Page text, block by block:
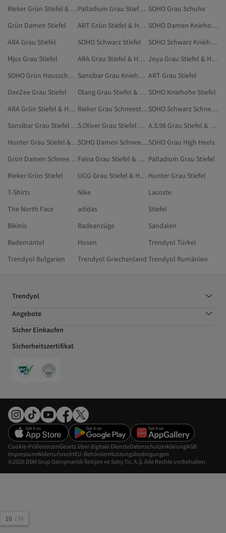
16 / 16
Rieker Grün Stiefel & Hohe Stiefel
Palladium Grau Stiefel & Hohe Stiefel SOHO Grau Schuhe
Grün Damen Stiefel
ART Grün Stiefel & Hohe Stiefel
SOHO Damen Kniehohe Stiefel
ARA Grau Stiefel
SOHO Schwarz Stiefel
SOHO Schwarz Kniehohe Stiefel
Mjus Grau Stiefel
ARA Grau Stiefel & Hohe Stiefel
Joya Grau Stiefel & Hohe Stiefel
SOHO Grün Hausschuhe & Hausstiefel
Sansibar Grau Kniehohe Stiefel ART Grau Stiefel
DeeZee Grau Stiefel
Olang Grau Stiefel & Hohe Stiefel SOHO Kniehohe Stiefel
ARA Grün Stiefel & Hohe Stiefel
Rieker Grau Schneestiefel
SOHO Schwarz Schneestiefel
Sansibar Grau Stiefel & Hohe Stiefel
S.Oliver Grau Stiefel & Hohe Stiefel
A.S.98 Grau Stiefel & Hohe Stiefel
Hunter Grau Stiefel & Hohe Stiefel
SOHO Damen SchneestiefelSOHO Grau High Heels
Grün Damen Schneestiefel
Faina Grau Stiefel & Hohe Stiefel Palladium Grau Stiefel
Rieker Grün Stiefel
UGG Grau Stiefel & Hohe Stiefel Hunter Grau Stiefel
T-Shirts
Nike
Lacoste
The North Face
adidas
Stiefel
Bikinis
Badeanzüge
Sandalen
Bademäntel
Hosen
Trendyol Türkei
Trendyol Bulgarien
Trendyol Griechenland Trendyol Rumänien
Trendyol
Angebote
Sicher Einkaufen
Sicherheitszertifikat
©2026 DSM Grup Danışmanlık İletişim ve Satış Tic. A.Ş. Alle Rechte vorbehalten.
Cookie-PräferenzenGesetz über digitale DiensteDatenschutzerklärungAGB
ImpressumWiderrufsrechtEU-BehördenNutzungsbedingungen